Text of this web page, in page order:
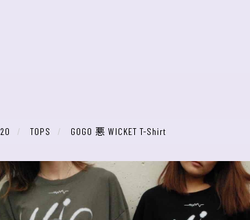
TOPS GOGO 悪 WICKET T-Shirt